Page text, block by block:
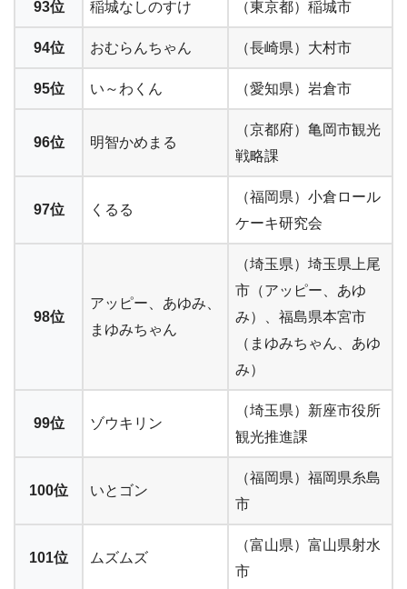
93位 稲城なしのすけ （東京都）稲城市
94位 おむらんちゃん （長崎県）大村市
95位 い～わくん （愛知県）岩倉市
96位 明智かめまる
（京都府）亀岡市観光
戦略課
97位 くるる
（福岡県）小倉ロール
ケーキ研究会
98位
アッピー、あゆみ、
まゆみちゃん
（埼玉県）埼玉県上尾
市（アッピー、あゆ
み）、福島県本宮市
（まゆみちゃん、あゆ
み）
99位 ゾウキリン
（埼玉県）新座市役所
観光推進課
100位 いとゴン
（福岡県）福岡県糸島
市
101位 ムズムズ
（富山県）富山県射水
市